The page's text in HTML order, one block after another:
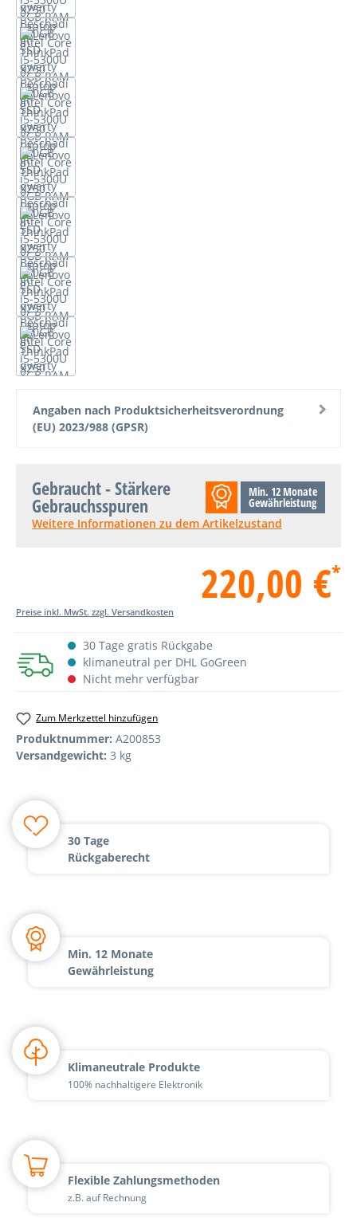
Angaben nach Produktsicherheitsverordnung
(EU) 2023/988 (GPSR)
Gebraucht - Stärkere
Gebrauchsspuren
Min. 12 Monate
Gewährleistung
Weitere Informationen zu dem Artikelzustand
220,00 €*
Preise inkl. MwSt. zzgl. Versandkosten
30 Tage gratis Rückgabe
klimaneutral per DHL GoGreen
Nicht mehr verfügbar
Zum Merkzettel hinzufügen
Produktnummer: A200853
Versandgewicht: 3 kg
30 Tage
Rückgaberecht
Min. 12 Monate
Gewährleistung
Klimaneutrale Produkte
100% nachhaltigere Elektronik
Flexible Zahlungsmethoden
z.B. auf Rechnung